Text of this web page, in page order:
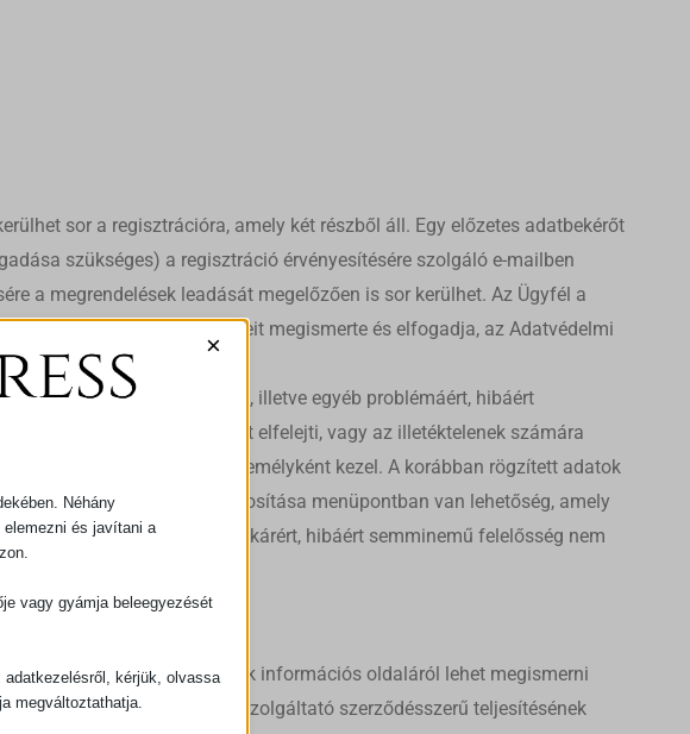
sor a regisztrációra, amely két részből áll. Egy előzetes adatbekérőt
szükséges) a regisztráció érvényesítésére szolgáló e-mailben
a megrendelések leadását megelőzően is sor kerülhet. Az Ügyfél a
nyilatkozat feltételeit megismerte és elfogadja, az Adatvédelmi
szállítási késedelemért, illetve egyéb problémáért, hibáért
ha az Ügyfél a jelszavát elfelejti, vagy az illetéktelenek számára
egy önálló jogi személyként kezel. A korábban rögzített adatok
Személyes adatok módosítása menüpontban van lehetőség, amely
megváltoztatásából eredő kárért, hibáért semminemű felelősség nem
a konkrét árucikk információs oldaláról lehet megismerni
utasítás tartalmazza. A Szolgáltató szerződésszerű teljesítésének
×
Néhány
és javítani a
vagy gyámja beleegyezését
kérjük, olvassa
megváltoztathatja.